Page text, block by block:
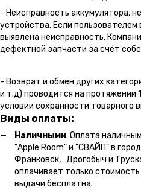
- Неисправность аккумулятора,
устройства. Если пользователем
выявлена неисправность,
дефектной запчасти за счёт
- Возврат и обмен других
и т.д) проводится на протяжении
условии сохранности товарного
Виды оплаты:
Наличными. Оплата
"Apple Room" и "СВАЙП" в
Франковск, Дрогобыч и
оплачивает только
выдачи бесплатна.